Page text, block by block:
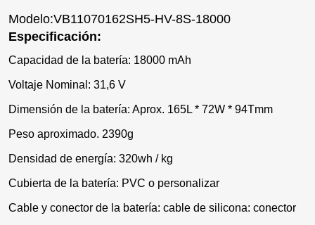
Modelo:VB11070162SH5-HV-8S-18000
Especificación:
Capacidad de la batería: 18000 mAh
Voltaje Nominal: 31,6 V
Dimensión de la batería: Aprox. 165L * 72W * 94Tmm
Peso aproximado. 2390g
Densidad de energía: 320wh / kg
Cubierta de la batería: PVC o personalizar
Cable y conector de la batería: cable de silicona: conector